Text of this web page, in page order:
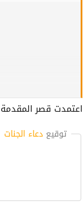
اعتمدت قصر المقدمة
توقيع دعاء الجنات